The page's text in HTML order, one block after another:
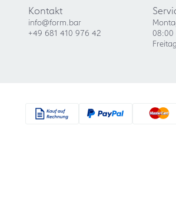
Kontakt
info@form.bar
+49 681 410 976 42
08:00